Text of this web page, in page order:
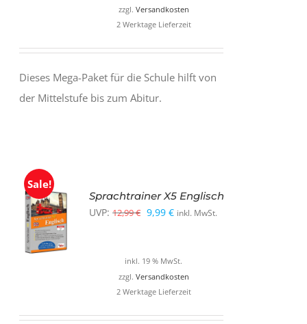
zzgl. Versandkosten
2 Werktage Lieferzeit
Dieses Mega-Paket für die Schule hilft von
der Mittelstufe bis zum Abitur.
Sale!
IN DEN
WARENKORB
Sprachtrainer X5 Englisch
UVP: 12,99€ Ursprünglicher
9,99€Aktueller
inkl. MwSt.
inkl. 19 % MwSt.
zzgl. Versandkosten
2 Werktage Lieferzeit